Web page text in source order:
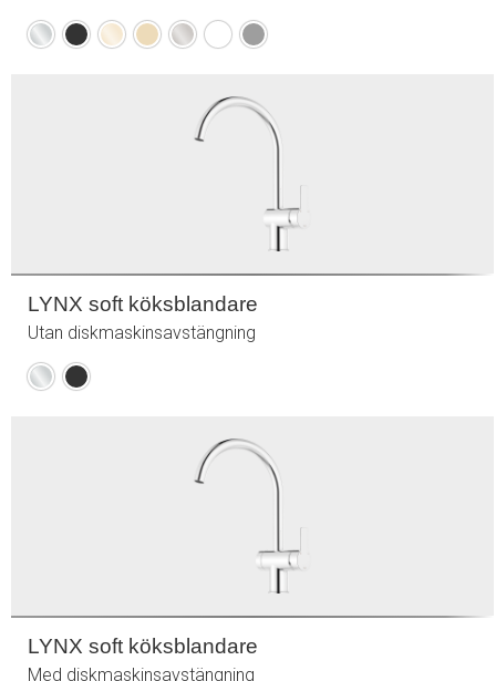
KromMattsvart
PoleradBorstadBorstadMattvitMattgrå
LYNX soft köksblandare
Utan diskmaskinsavstängning
KromMattsvart
LYNX soft köksblandare
Med diskmaskinsavstängning